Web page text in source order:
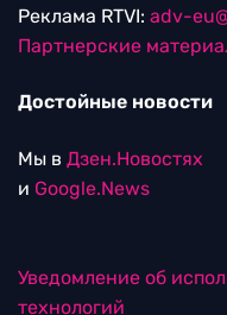
Реклама RTVI: adv-
Партнерские
Достойные новости
Мы в Дзен.Новостях
и Google.News
Уведомление об
технологий